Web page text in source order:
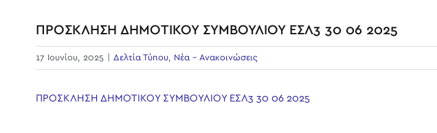
ΠΡΟΣΚΛΗΣΗ ΔΗΜΟΤΙΚΟΥ ΣΥΜΒΟΥΛΙΟΥ ΕΣΛ3 30 06 2025
17 Ιουνίου, 2025 Δελτία Τύπου, Νέα - Ανακοινώσεις
ΠΡΟΣΚΛΗΣΗ ΔΗΜΟΤΙΚΟΥ ΣΥΜΒΟΥΛΙΟΥ ΕΣΛ3 30 06 2025